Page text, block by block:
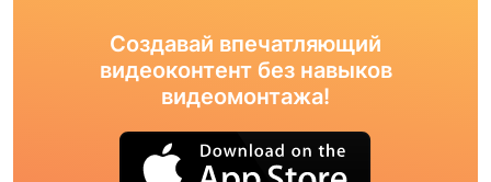
Создавай впечатляющий
видеоконтент без навыков
видеомонтажа!